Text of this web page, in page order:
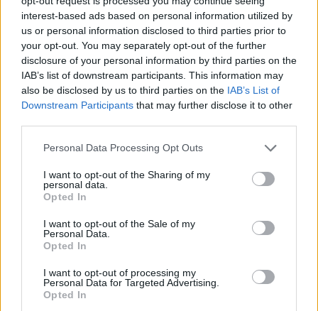
interest-based ads based on personal information utilized by
us or personal information disclosed to third parties prior to
your opt-out. You may separately opt-out of the further
disclosure of your personal information by third parties on the
IAB’s list of downstream participants. This information may
also be disclosed by us to third parties on the IAB’s List of
Downstream Participants that may further disclose it to other
Personal Data Processing Opt Outs
I want to opt-out of the Sharing of my
personal data.
Opted In
I want to opt-out of the Sale of my
Personal Data.
Opted In
I want to opt-out of processing my
Personal Data for Targeted Advertising.
Opted In
supportate da tecnologie che sottendono il design, creando un
veicolo unico. “E’ possibile rispettare il proprio DNA e proiettarsi
ancora in avanti – ed è quello che abbiamo fatto. La natura
modernista della nostra filosofia di design non segue la moda o la
tendenza. E’ priva di dettagli superflui, creando una forma che parla
di modernità, ma è piena di fascino ed offre nuovi livelli di
coinvolgimento emotivo. La nuova Range Rover è semplicemente
la più desiderabile mai creata” ha aggiunto Gerry McGovern OBE,
Chief Creative Officer, di Jaguar Land Rover.
un’autonomia completamente elettrica fino a 100 km. La versione
completamente elettrica si unirà alla gamma nel 2024, portando
pianale MLA-Flex offre ora un passo standard e passo lungo e, per
la prima volta in una Range Rover, sette posti di lusso.
L’innovativa tecnologia di purificazione dell’aria ne migliora la
qualità all’interno dell’abitacolo, mentre il sistema di cancellazione
attiva del rumore, contribuisce a creare uno degli ambienti interni